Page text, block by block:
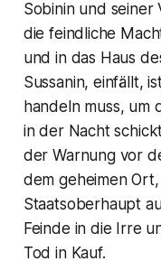
Sobinin und
die feindliche
und in das Haus
Sussanin, einfällt,
handeln muss, um
in der Nacht
der Warnung vor
dem geheimen
Staatsoberhaupt
Feinde in die Irre
Tod in Kauf.